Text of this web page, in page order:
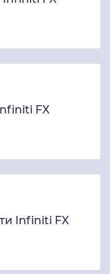
FX
Infiniti FX